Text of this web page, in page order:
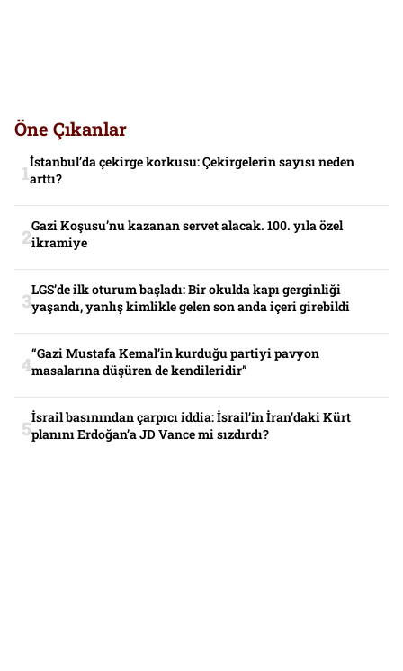
Öne Çıkanlar
İstanbul’da çekirge korkusu: Çekirgelerin sayısı neden
arttı?
Gazi Koşusu’nu kazanan servet alacak. 100. yıla özel
ikramiye
LGS’de ilk oturum başladı: Bir okulda kapı gerginliği
yaşandı, yanlış kimlikle gelen son anda içeri girebildi
“Gazi Mustafa Kemal’in kurduğu partiyi pavyon
masalarına düşüren de kendileridir”
İsrail basınından çarpıcı iddia: İsrail’in İran’daki Kürt
planını Erdoğan’a JD Vance mi sızdırdı?